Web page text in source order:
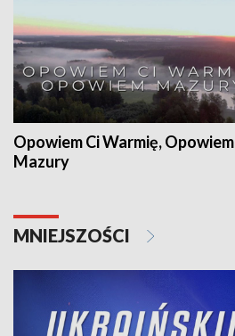
Opowiem Ci Warmię, Opowiem
Mazury
MNIEJSZOŚCI